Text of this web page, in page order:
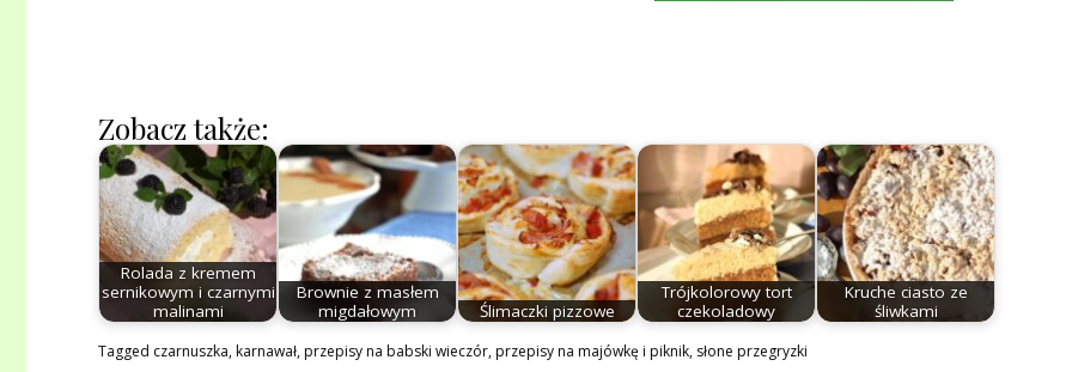
Zobacz także:
Rolada z kremem
sernikowym i czarnymi
malinami
Brownie z masłem
migdałowym
Ślimaczki pizzowe
Trójkolorowy tort
czekoladowy
Kruche ciasto ze
śliwkami
Tagged czarnuszka,karnawał,przepisy na babski wieczór,przepisy na majówkę i piknik, słone przegryzki